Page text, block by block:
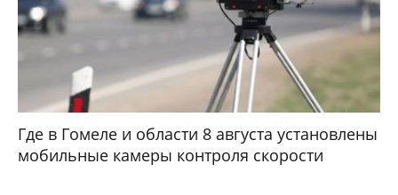
Где в Гомеле и области 8 августа установлены
мобильные камеры контроля скорости